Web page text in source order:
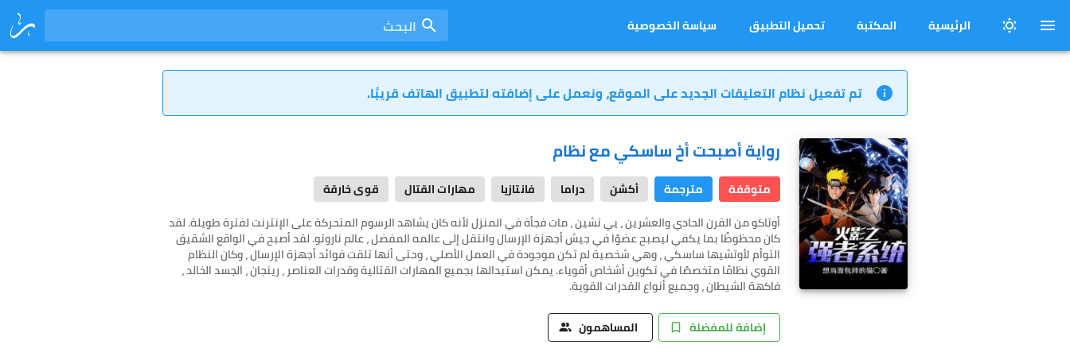
الرئيسية المكتبة تحميل التطبيق سياسة الخصوصية البحث
تم تفعيل نظام التعليقات الجديد على الموقع، ونعمل على إضافته لتطبيق الهاتف قريبًا.
رواية أصبحت أخ ساسكي مع نظام
متوقفة مترجمة أكشن دراما فانتازيا مهارات القتال
قوى خارقة
أوتاكو من القرن الحادي والعشرين ، يي تشين ، مات فجأة في المنزل لأنه كان يشاهد الرسوم المتحركة على الإنترنت لفترة طويلة. لقد
كان محظوظًا بما يكفي ليصبح عضوًا في جيش أجهزة الإرسال وانتقل إلى عالمه المفضل ، عالم ناروتو. لقد أصبح في الواقع الشقيق
التوأم لأوتشيها ساسكي ، وهي شخصية لم تكن موجودة في العمل الأصلي ، وحتى أنها تلقت فوائد أجهزة الإرسال ، وكان النظام
القوي نظامًا متخصصًا في تكوين أشخاص أقوياء. يمكن استبدالها بجميع المهارات القتالية وقدرات العناصر ، رينجان ، الجسد الخالد ،
فاكهة الشيطان ، وجميع أنواع القدرات القوية.
إضافة للمفضلة
المساهمون